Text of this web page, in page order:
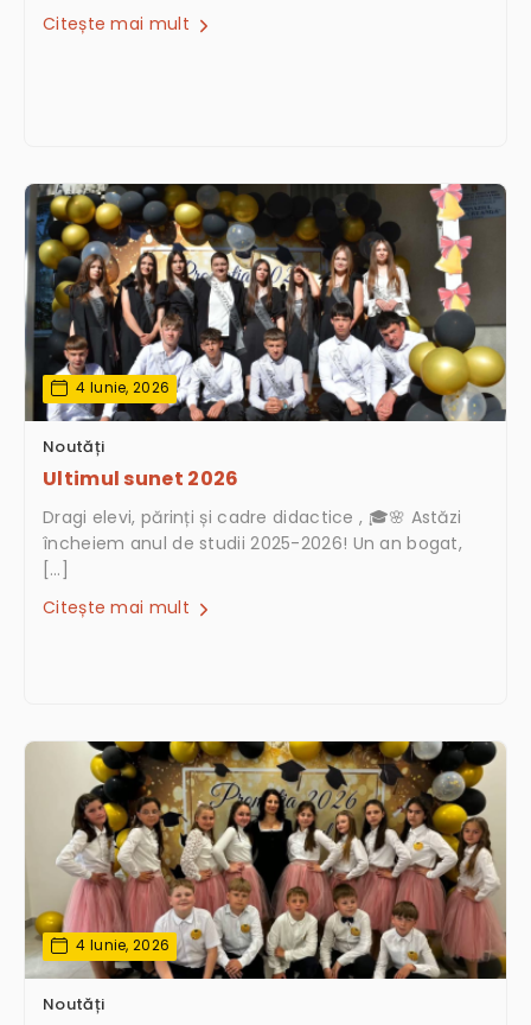
Citește mai mult
4 Iunie, 2026
Noutăți
Ultimul sunet 2026
Dragi elevi, părinți și cadre didactice , 🎓🌸 Astăzi
încheiem anul de studii 2025-2026! Un an bogat,
[…]
Citește mai mult
4 Iunie, 2026
Noutăți